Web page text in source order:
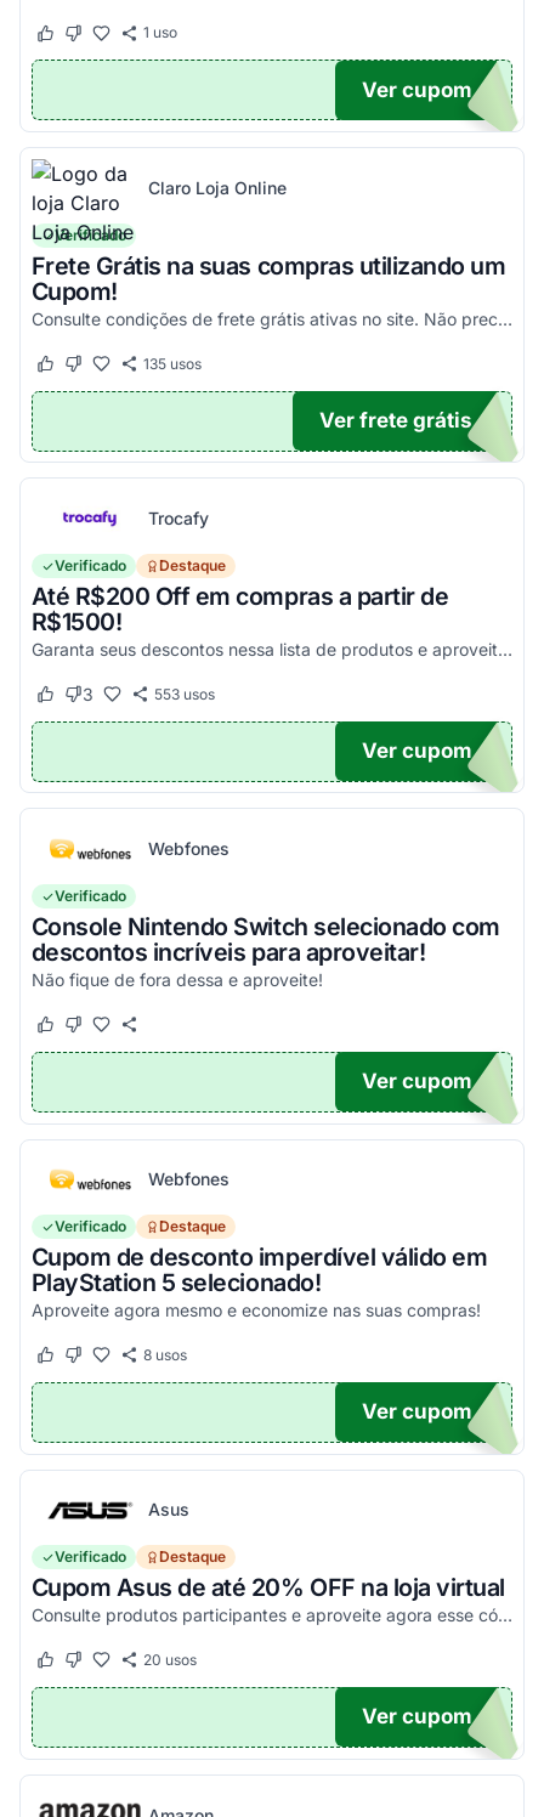
Este cupom funcionou
Este cupom não funcionou
1 uso
100
Ver cupom
Claro Loja Online
Verificado
Frete Grátis na suas compras utilizando um
Cupom!
Consulte condições de frete grátis ativas no site. Não precisa aplicar código promocional Claro Loja!
Este cupom funcionou
Este cupom não funcionou
135usos
TICO
Ver frete grátis
Trocafy
Verificado Destaque
Até R$200 Off em compras a partir de
R$1500!
Garanta seus descontos nessa lista de produtos e aproveite para economizar agora mesmo! Válido para todo o site exceto em produtos com o selo "Estou Zerado"
Este cupom funcionou
Este cupom não funcionou
3 553usos
ONTO
Ver cupom
Webfones
Verificado
Console Nintendo Switch selecionado com
descontos incríveis para aproveitar!
Não fique de fora dessa e aproveite!
Este cupom funcionou
Este cupom não funcionou
O100
Ver cupom
Webfones
Verificado Destaque
Cupom de desconto imperdível válido em
PlayStation 5 selecionado!
Aproveite agora mesmo e economize nas suas compras!
Este cupom funcionou
Este cupom não funcionou
8usos
O100
Ver cupom
Asus
Verificado Destaque
Cupom Asus de até 20% OFF na loja virtual
Consulte produtos participantes e aproveite agora esse código promocional!
Este cupom funcionou
Este cupom não funcionou
20 usos
20
Ver cupom